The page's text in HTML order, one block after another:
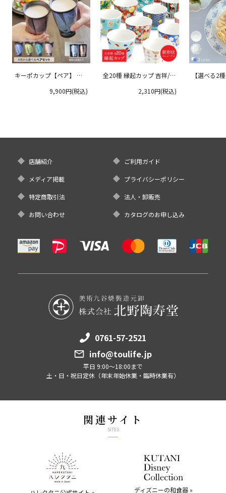
キーポカップ【ペア】 ラ
9,900円(税込)
全20種 縁起カップ 吉祥/青
2,310円(税込)
【選べる2
店舗紹介 ご利用ガイド
メディア掲載 プライバシーポリシー
特定商取引法 法人・卸販売
お問い合わせ カタログのお申し込み
0761-57-2521
info@toulife.jp
平日 9:00～18:00まで
土・日・祝日定休（年末年始休業・臨時休業有）
関連サイト
SITES
ディズニーの和食器 »